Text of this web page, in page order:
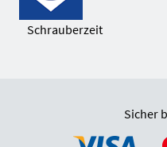
Schrauberzeit
Sicher